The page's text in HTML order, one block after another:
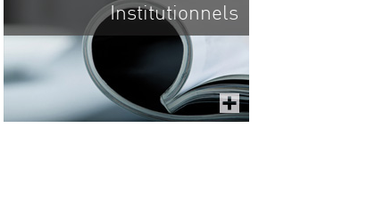
Institutionnels